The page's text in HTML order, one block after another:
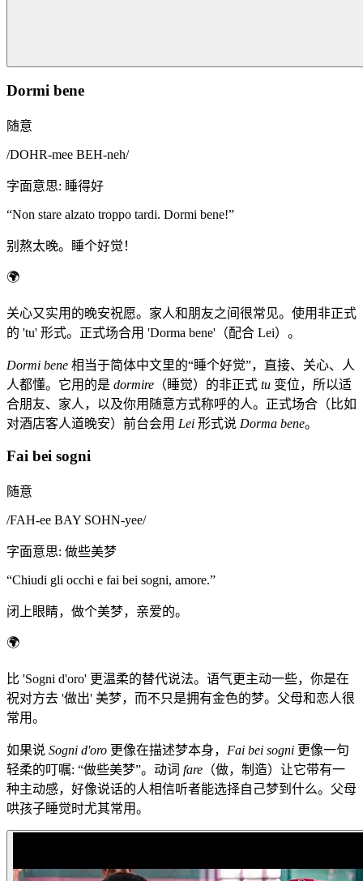
Dormi bene
随意
/DOHR-mee BEH-neh/
字面意思: 睡得好
“Non stare alzato troppo tardi. Dormi bene!”
别熬太晚。睡个好觉！
🌍
关心又实用的晚安祝愿。家人和朋友之间很常见。使用非正式
的 'tu' 形式。正式场合用 'Dorma bene'（配合 Lei）。
Dormi bene 相当于简体中文里的“睡个好觉”，直接、关心、人
人都懂。它用的是 dormire （睡觉）的非正式 tu 变位，所以适
合朋友、家人，以及你用随意方式称呼的人。正式场合（比如
对酒店客人道晚安）前台会用 Lei 形式说 Dorma bene。
Fai bei sogni
随意
/FAH-ee BAY SOHN-yee/
字面意思: 做些美梦
“Chiudi gli occhi e fai bei sogni, amore.”
闭上眼睛，做个美梦，亲爱的。
🌍
比 'Sogni d'oro' 更温柔的替代说法。语气更主动一些，你是在
祝对方去 '做出' 美梦，而不只是拥有金色的梦。父母和恋人很
常用。
如果说 Sogni d'oro 更像在描述梦本身， Fai bei sogni 更像一句
轻柔的叮嘱: “做些美梦”。动词 fare （做，制造）让它带有一
种主动感，好像说话的人相信听者能选择自己梦到什么。父母
哄孩子睡觉时尤其常用。